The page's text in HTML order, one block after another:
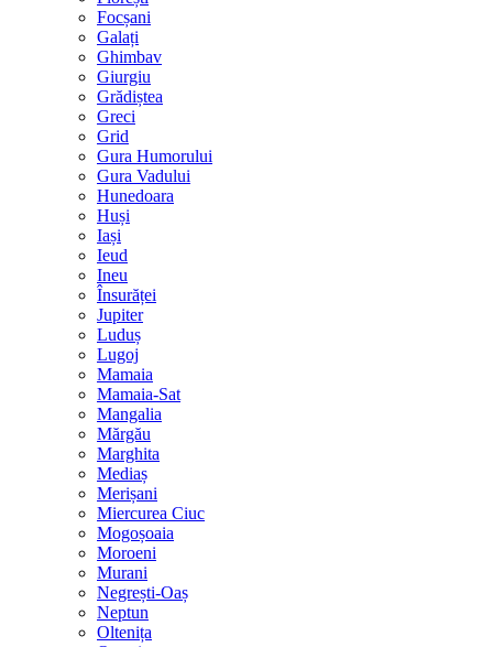
Focșani
Galați
Ghimbav
Giurgiu
Grădiștea
Greci
Grid
Gura Humorului
Gura Vadului
Hunedoara
Huși
Iași
Ieud
Ineu
Însurăței
Jupiter
Luduș
Lugoj
Mamaia
Mamaia-Sat
Mangalia
Mărgău
Marghita
Mediaș
Merișani
Miercurea Ciuc
Mogoșoaia
Moroeni
Murani
Negrești-Oaș
Neptun
Oltenița